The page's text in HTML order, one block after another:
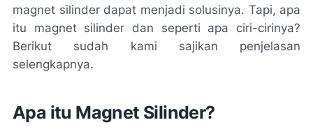
magnet silinder dapat menjadi solusinya. Tapi, apa
itu magnet silinder dan seperti apa ciri-cirinya?
Berikut sudah kami sajikan penjelasan
selengkapnya.
Apa itu Magnet Silinder?